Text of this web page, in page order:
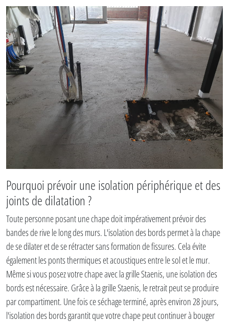
Pourquoi prévoir une isolation périphérique et des
joints de dilatation ?
Toute personne posant une chape doit impérativement prévoir des
bandes de rive le long des murs. L'isolation des bords permet à la chape
de se dilater et de se rétracter sans formation de fissures. Cela évite
également les ponts thermiques et acoustiques entre le sol et le mur.
Même si vous posez votre chape avec la grille Staenis, une isolation des
bords est nécessaire. Grâce à la grille Staenis, le retrait peut se produire
par compartiment. Une fois ce séchage terminé, après environ 28 jours,
l'isolation des bords garantit que votre chape peut continuer à bouger